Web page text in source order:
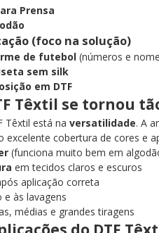
Prensa
(foco na solução)
de futebol (números e
sem silk
em DTF
Têxtil se tornou
Têxtil está na versatilidade. A
excelente cobertura de cores e
(funciona muito bem em
em tecidos claros e escuros
aplicação correta
e às lavagens
médias e grandes tiragens